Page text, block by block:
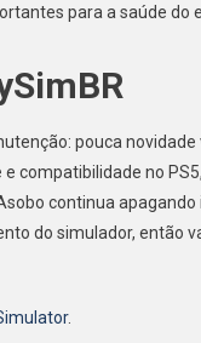
para a saúde do
pouca
compatibilidade no
continua
do simulador, então
.